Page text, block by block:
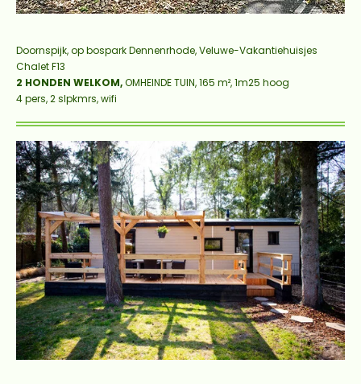
Doornspijk, op bospark Dennenrhode, Veluwe-Vakantiehuisjes
Chalet F13
2 HONDEN WELKOM,OMHEINDE TUIN, 165 m², 1m25 hoog
4 pers, 2 slpkmrs, wifi